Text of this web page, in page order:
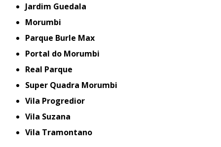
Jardim Guedala
Morumbi
Parque Burle Max
Portal do Morumbi
Real Parque
Super Quadra Morumbi
Vila Progredior
Vila Suzana
Vila Tramontano